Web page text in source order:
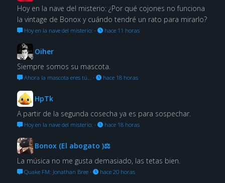
Hoy en la nave del misterio: ¿Por qué cojones no funciona
la vintage de Bonox y cuándo tendré un rato para mirarlo?
Hoy en la nave del misterio: · hace 11 horas
Oiher
Siempre somos su mascota.
Ahora la mascota eres tú… · hace 18 horas
HpTk
A partir de la segunda cosecha ya es para sospechar.
Hoy en la nave del misterio: · hace 18 horas
Bonox (El abogato )⚖
La música no me gusta demasiado, las tetas bien.
Quake FM: Jonathan Bree· hace 20 horas